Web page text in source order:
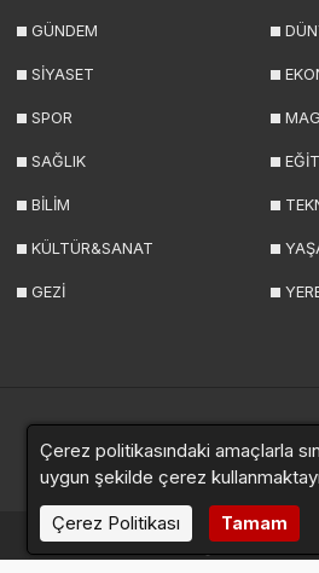
GÜNDEM
SİYASET
SPOR
SAĞLIK
BİLİM
KÜLTÜR&SANAT
GEZİ
Yazarlar VideolarGaleriler
haberde.net © 2024. Tüm
Çerez politikasındaki amaçlarla
uygun şekilde çerez
Çerez Politikası
Tamam